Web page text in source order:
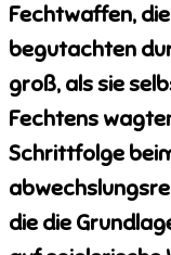
Fechtwaffen,
begutachten
groß, als sie
Fechtens
Schrittfolge
die die